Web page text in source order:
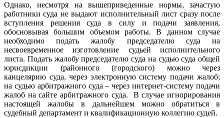
Однако, несмотря на вышеприведенные нормы, зачастую
работники суда не выдают исполнительный лист сразу после
вступления решения суда в силу и подачи заявления,
обосновывая большим объемом работы. В данном случае
необходимо подать жалобу председателю суда на
несвоевременное изготовление судьей исполнительного
листа. Подать жалобу председателю суда на судью суда общей
юрисдикции (районного (городского) можно через
канцелярию суда, через электронную систему подачи жалоб;
на судью арбитражного суда – через интернет-систему подачи
жалоб на сайте арбитражного суда. В случае игнорирования
настоящей жалобы в дальнейшем можно обратиться в
судебный департамент и квалификационную коллегию судей.